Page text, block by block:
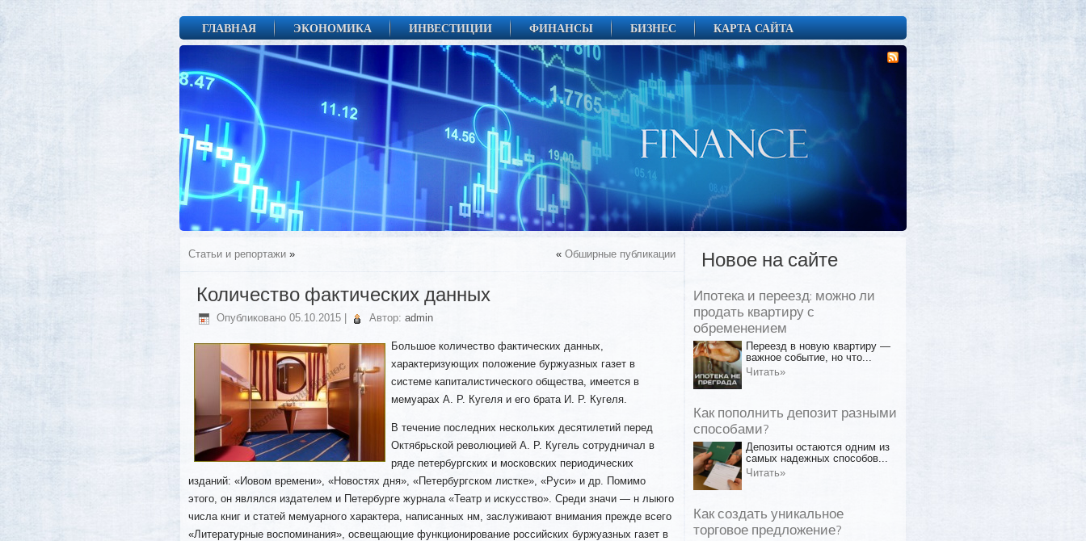
ГЛАВНАЯ ЭКОНОМИКА ИНВЕСТИЦИИ ФИНАНСЫ БИЗНЕС КАРТА САЙТА
Статьи и репортажи » « Обширные публикации
Количество фактических данных
Опубликовано 05.10.2015 Автор: admin
Большое количество фактических данных,
характеризующих положение буржуазных газет в
системе капиталистического общества, имеется в
мемуарах А. Р. Кугеля и его брата И. Р. Кугеля.
В течение последних нескольких десятилетий перед
Октябрьской революцией А. Р. Кугель сотрудничал в
ряде петербургских и московских периодических
изданий: «Иовом времени», «Новостях дня», «Петербургском листке», «Руси» и др. Помимо
этого, он являлся издателем и Петербурге журнала «Театр и искусство». Среди значи — н лыюго
числа книг и статей мемуарного характера, написанных нм, заслуживают внимания прежде всего
«Литературные воспоминания», освещающие функционирование российских буржуазных газет в
Новое на сайте
Ипотека и переезд: можно ли
продать квартиру с
обременением
Переезд в новую квартиру —
важное событие, но что...
Читать»
Как пополнить депозит разными
способами?
Депозиты остаются одним из
самых надежных способов...
Читать»
Как создать уникальное
торговое предложение?